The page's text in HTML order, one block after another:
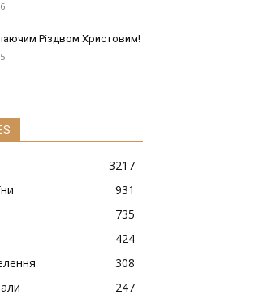
Різдвом Христовим!
3217
931
735
424
308
247